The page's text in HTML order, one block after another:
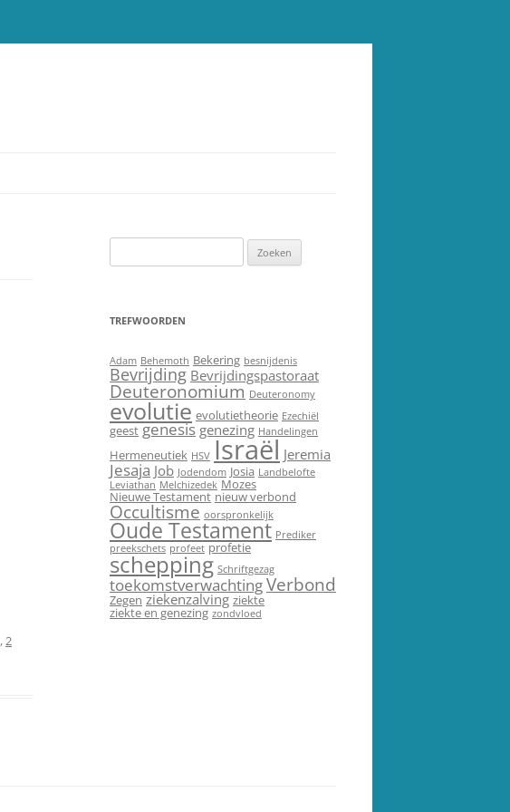
,2
naar:
TREFWOORDEN
Adam Behemoth Bekering besnijdenis
Bevrijding Bevrijdingspastoraat
Deuteronomium Deuteronomy
evolutie evolutietheorie Ezechiël
geest genesis genezing Handelingen
Hermeneutiek HSV Israël Jeremia
Jesaja Job Jodendom Josia Landbelofte
Leviathan Melchizedek Mozes
Nieuwe Testament nieuw verbond
Occultisme oorspronkelijk
Oude Testament Prediker
preekschets profeet profetie
schepping Schriftgezag
toekomstverwachtingVerbond
Zegen ziekenzalving ziekte
ziekte en genezing zondvloed